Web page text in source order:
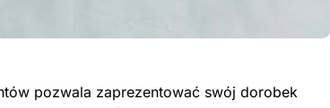
pozwala zaprezentować swój dorobek